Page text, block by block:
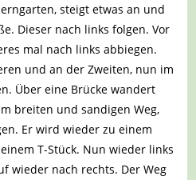
steigt etwas an und
Dieser nach links folgen. Vor
mal nach links abbiegen.
und an der Zweiten, nun im
Über eine Brücke wandert
breiten und sandigen Weg,
Er wird wieder zu einem
T-Stück. Nun wieder links
wieder nach rechts. Der Weg